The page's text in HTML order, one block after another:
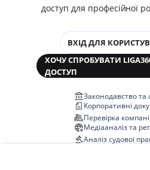
доступ для професійної
ВХІД ДЛЯ
ХОЧУ СПРОБУВАТИ
ДОСТУП
Законодавство та
Корпоративні
Перевірка
Медіааналіз та
Аналіз судової